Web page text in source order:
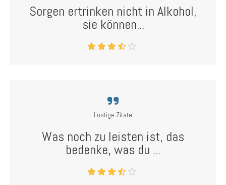
Sorgen ertrinken nicht in Alkohol,
sie können...
Lustige Zitate
Was noch zu leisten ist, das
bedenke, was du ...